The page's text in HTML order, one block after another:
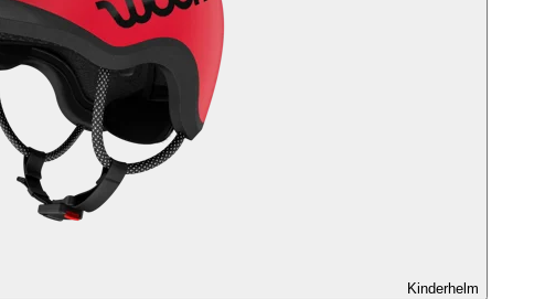
Kinderhelm